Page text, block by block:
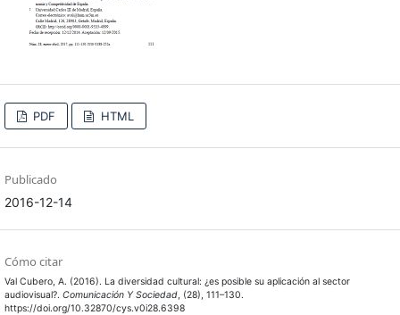
PDF HTML
Publicado
2016-12-14
Cómo citar
Val Cubero, A. (2016). La diversidad cultural: ¿es posible su aplicación al sector
audiovisual?. Comunicación Y Sociedad, (28), 111–130.
https://doi.org/10.32870/cys.v0i28.6398